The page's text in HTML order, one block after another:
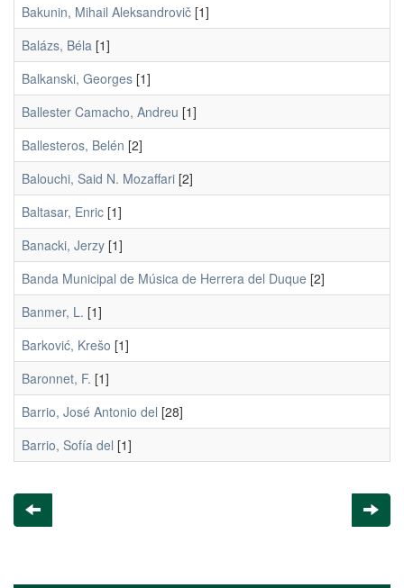
Bakunin, Mihail Aleksandrovič [1]
Balázs, Béla [1]
Balkanski, Georges [1]
Ballester Camacho, Andreu [1]
Ballesteros, Belén [2]
Balouchi, Said N. Mozaffari [2]
Baltasar, Enric [1]
Banacki, Jerzy [1]
Banda Municipal de Música de Herrera del Duque [2]
Banmer, L. [1]
Barković, Krešo [1]
Baronnet, F. [1]
Barrio, José Antonio del [28]
Barrio, Sofía del [1]